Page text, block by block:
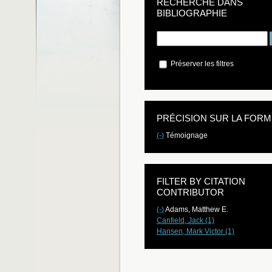
RECHERCHE DANS
BIBLIOGRAPHIE
Préserver les filtres
PRÉCISION SUR LA
(-) Témoignage
FILTER BY CITATION
CONTRIBUTOR
(-)Adams, Matthew E.
Canfield, Jack (1)
Hansen, Mark Victor (1)